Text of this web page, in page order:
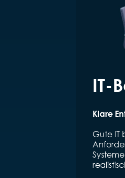
IT-
Klare
Gute IT